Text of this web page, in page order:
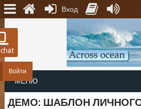
Войти
МЕНЮ
ДЕМО: ШАБЛОН
Вход